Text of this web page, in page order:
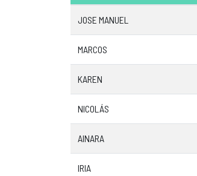
JOSE MANUEL
MARCOS
KAREN
NICOLÁS
AINARA
IRIA